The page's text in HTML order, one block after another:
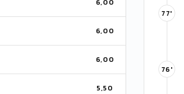
6,00
6,00
6,00
5,50
77'
76'